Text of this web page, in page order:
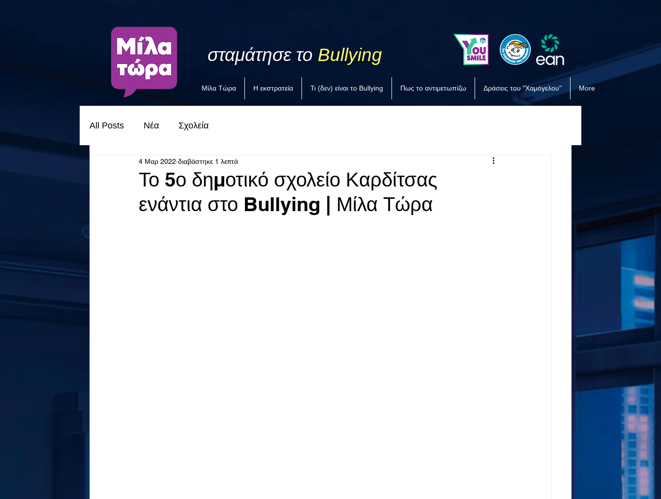
σταμάτησε το Bullying
Μίλα Τώρα Η εκστρατεία Τι (δεν) είναι το Bullying Πως το αντιμετωπίζω Δράσεις του "Χαμόγελου" More
All Posts Νέα Σχολεία
Το 5ο δημοτικό σχολείο Καρδίτσας
ενάντια στο Bullying | Μίλα Τώρα
4 Μαρ 2022 διαβάστηκε 1 λεπτά